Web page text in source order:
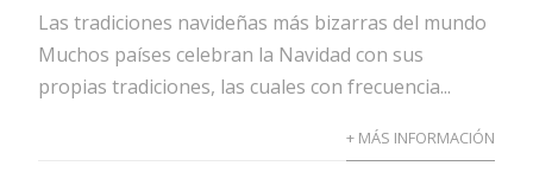
Las tradiciones navideñas más bizarras del mundo
Muchos países celebran la Navidad con sus
propias tradiciones, las cuales con frecuencia...
+ MÁS INFORMACIÓN